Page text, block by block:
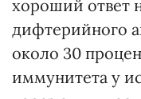
хороший ответ
дифтерийного
около 30
иммунитета у